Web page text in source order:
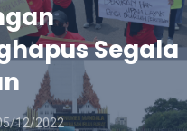
Segala
12/2022